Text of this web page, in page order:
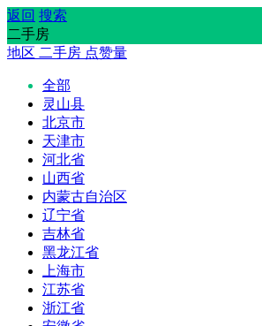
返回 搜索
二手房
地区 二手房 点赞量
全部
灵山县
北京市
天津市
河北省
山西省
内蒙古自治区
辽宁省
吉林省
黑龙江省
上海市
江苏省
浙江省